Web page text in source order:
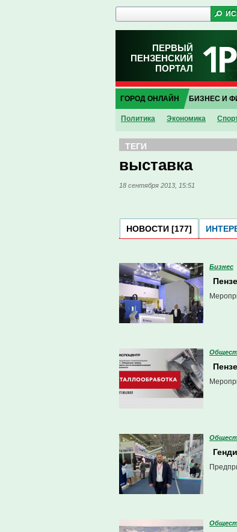
ПЕРВЫЙ
ПЕНЗЕНСКИЙ
ПОРТАЛ
ГОРОД ОНЛАЙН
Политика Экономика
БИЗНЕС И
ТЕГИ
выставка
18 сентября 2013, 15:51
НОВОСТИ [177]
Бизнес